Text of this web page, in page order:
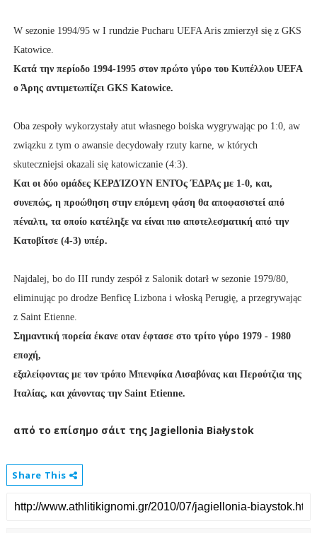
W sezonie 1994/95 w I rundzie Pucharu UEFA Aris zmierzył się z GKS
Katowice.
Κατά την περίοδο 1994-1995 στον πρώτο γύρο του Κυπέλλου UEFA
ο Άρης αντιμετωπίζει GKS Katowice.
Oba zespoły wykorzystały atut własnego boiska wygrywając po 1:0, aw
związku z tym o awansie decydowały rzuty karne, w których
skuteczniejsi okazali się katowiczanie (4:3).
Και οι δύο ομάδες ΚΕΡΔΊΖΟΥΝ ΕΝΤΌς ΈΔΡΑς με 1-0, και,
συνεπώς, η προώθηση στην επόμενη φάση θα αποφασιστεί από
πέναλτι, τα οποίο κατέληξε να είναι πιο αποτελεσματική από την
Κατοβίτσε (4-3) υπέρ.
Najdalej, bo do III rundy zespół z Salonik dotarł w sezonie 1979/80,
eliminując po drodze Benficę Lizbona i włoską Perugię, a przegrywając
z Saint Etienne.
Σημαντική πορεία έκανε οταν έφτασε στο τρίτο γύρο 1979 - 1980
εποχή,
εξαλείφοντας με τον τρόπο Μπενφίκα Λισαβόνας και Περούτζια της
Ιταλίας, και χάνοντας την Saint Etienne.
από το επίσημο σάιτ της Jagiellonia Białystok
Share This